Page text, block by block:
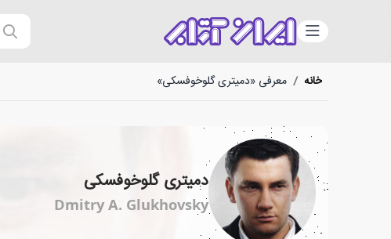
دسته‌بندی
خانه / معرفی «دمیتری گلوخوفسکی»
دمیتری گلوخوفسکی
Dmitry A. Glukhovsky